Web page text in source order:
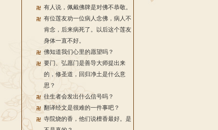
有人说，佩戴佛牌是对佛不恭敬。
有位莲友劝一位病人念佛，病人不
肯念，后来病死了。以后这个莲友
身体一直不好。
佛知道我们心里的愿望吗？
要门、弘愿门是善导大师提出来
的，修圣道，回归净土是什么意
思？
往生者会发出什么信号吗？
翻译经文是很难的一件事吧？
寺院烧的香，他们说檀香最好。是